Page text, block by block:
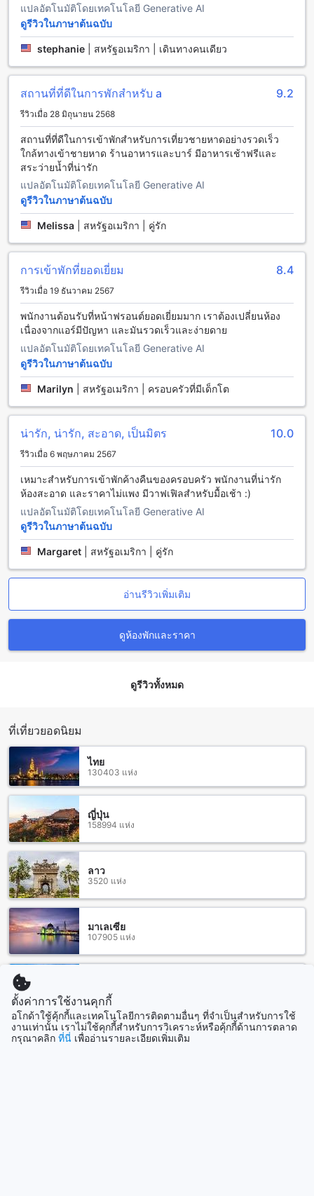
ภายในพื้นที่ โรงแรมตั้งอยู่ในทำเลที่สะดวกต่อการเข้าถึงชายหาด
และสถานที่ท่องเที่ยวต่างๆ ของพอร์ตอรันซาส ทำให้คุณสามารถ
เริ่มต้นการพักผ่อนและสนุกสนานได้ตั้งแต่ก้าวแรกที่มาถึง
โฮเทล พอร์ตอรันซาส
ท่องเที่ยวและธรรมชาติที่น่าตื่นตาตื่นใจมากมายในพอร์ตอรัน
ซาส เช่น เกาะมัสแตง ซึ่งเป็นเกาะที่เต็มไปด้วยความงามของ
ธรรมชาติและชายหาดที่สวยงาม เหมาะสำหรับการพักผ่อนและ
กิจกรรมทางน้ำ นอกจากนี้ นักท่องเที่ยวยังสามารถเยี่ยมชม
Mustang Island State Park ซึ่งเป็นอุทยานแห่งชาติที่เต็มไปด้วย
เส้นทางเดินป่าและพื้นที่สำหรับกิจกรรมกลางแจ้งต่าง ๆ อีกทั้งยังมี
สถานที่สำคัญอย่าง Port Aransas Museum ที่จะพาคุณย้อนรอย
ประวัติศาสตร์และวัฒนธรรมของเมืองนี้อย่างลึกซึ้ง
ร้านอาหารรอบๆ โรงแรม Island Hotel Port Aransas
บริเวณรอบๆ โรงแรม Island Hotel Port Aransas คุณจะได้พบกับ
หลากหลายร้านอาหารที่ตอบโจทย์ทุกความต้องการ ไม่ว่าจะเป็น
Avery's Kitchen ที่เสิร์ฟอาหารเช้าและอาหารจานโปรดใน
บรรยากาศอบอุ่น, Back Porch Bar ที่เหมาะสำหรับการผ่อนคลาย
พร้อมเครื่องดื่มเย็นๆ, และ Beach Lodge Restaurant ที่ให้บริการ
อาหารทะเลสดใหม่พร้อมวิวทะเลที่งดงาม นอกจากนี้ยังมี Black
Marlin Bar & Grill สำหรับผู้ที่ชื่นชอบอาหารปิ้งย่างและเครื่องดื่ม
ค็อกเทลสุดชิค, Cancun Grill and Cantina ที่นำเสนออาหารเม็กซิ
กันรสชาติเข้มข้น, Coffee Waves สำหรับคอกาแฟและของหวาน
หวานๆ, รวมถึง Dairy Queen และ Donut Palace สำหรับของ
ว่างและของหวานสุดอร่อย นอกจากนี้ยังมี Drop Anchor Bar and
Grille ที่เป็นจุดนัดพบสุดคลาสสิก และ Fins Grill and Icehouse ที่
เสิร์ฟอาหารทะเลสดใหม่พร้อมบรรยากาศสบายๆ ให้คุณได้
เพลิดเพลินกับมื้ออาหารในทุกโอกาส
แหล่งช็อปปิ้งและของที่ระลึกใกล้เคียง
นักช็อปและผู้ที่มองหาของที่ระลึกจะต้องประทับใจเมื่อได้เยือน
Connoisseur Gifts & Crafts ซึ่งเต็มไปด้วยของขวัญและงานฝีมือ
สุดพิเศษ อีกทั้ง Fly It Port A ให้บริการอุปกรณ์และเสื้อผ้าสำหรับ
กิจกรรมทางน้ำ เช่น การพายเรือและตกปลา สำหรับของขวัญ
และของที่ระลึกที่น่าประทับใจอีกแห่งคือ Moby Dick's Souvenir
Shop ที่เต็มไปด้วยของที่ระลึกหลากหลาย รวมถึง Island Tackle
สำหรับอุปกรณ์ตกปลาและของใช้ทางทะเล และร้านอาหารสุด
อร่อยอย่าง Lone Star Taste ที่เป็นจุดหมายปลายทางสำหรับ
Gallery ที่รวบรวมผลงานศิลปะและแก้วแกะสลักสุดงดงาม และ
The Islander Port Aransas ซึ่งเป็นแหล่งช็อปปิ้งและร้านอาหาร
ความสนุกสนานและความประทับใจในทุกมิติ
พอร์ตอรันซาส
สำหรับผู้ที่กำลังมองหาที่พักในพอร์ตอรันซาส โรงแรม Island
Hotel เป็นตัวเลือกที่น่าสนใจด้วยราคาห้องพักเฉลี่ยอยู่ระหว่าง
101 ถึง 150 ดอลลาร์ ซึ่งถือว่าถูกกว่าค่าเฉลี่ยของโรงแรมในเมือง
นี้ที่อยู่ในช่วง 151 ถึง 200 ดอลลาร์ ทำให้คุณสามารถเพลิดเพลิน
กับสิ่งอำนวยความสะดวกและบรรยากาศที่น่าประทับใจในราคาที่
สมเหตุสมผลมากขึ้น
การเลือกพักที่ Island Hotel จึงเป็นทางเลือกที่ดีสำหรับนักท่อง
เที่ยวที่ต้องการความคุ้มค่า โดยไม่ต้องเสียสละคุณภาพและความ
สะดวกสบาย เมื่อเทียบกับค่าเฉลี่ยของเมืองแล้ว ราคาห้องพักที่นี่
ช่วยให้คุณสามารถวางแผนการเดินทางและงบประมาณได้อย่างมี
ประสิทธิภาพมากขึ้น พร้อมทั้งยังสามารถเข้าถึงสถานที่ท่องเที่ยว
และกิจกรรมต่าง ๆ ในพอร์ตอรันซาสได้อย่างสะดวกสบาย
รีวิวจากลูกค้าเกี่ยวกับโรงแรม Island Hotel Port Aransas
โรงแรม Island Hotel Port Aransas ได้รับคะแนนความพึงพอใจ
โดยรวมที่ยอดเยี่ยมถึง 8.3 จากผู้เข้าพัก ซึ่งสะท้อนให้เห็นถึงความ
คุ้มค่าและคุณภาพของสิ่งอำนวยความสะดวกต่าง ๆ ที่ทางโรงแรม
มีให้ ลูกค้าชื่นชอบความสะอาดของโรงแรมที่ได้คะแนนสูงถึง 8.7
ซึ่งแสดงให้เห็นถึงความใส่ใจในรายละเอียดและความสะอาดของ
ห้องพักและพื้นที่ส่วนกลาง นอกจากนี้ ทำเลที่ตั้งของโรงแรมยังได้
รับคำชมเชยด้วยคะแนน 8.5 ซึ่งทำให้การเดินทางไปยังสถานที่
แปลอัตโนมัติโดยเทคโนโลยี Generative AI
ดูรีวิวในภาษาต้นฉบับ
stephanie สหรัฐอเมริกา | เดินทางคนเดียว
สถานที่ที่ดีในการพักสำหรับ a 9.2
รีวิวเมื่อ 28 มิถุนายน 2568
สถานที่ที่ดีในการเข้าพักสำหรับการเที่ยวชายหาดอย่างรวดเร็ว
ใกล้ทางเข้าชายหาด ร้านอาหารและบาร์ มีอาหารเช้าฟรีและ
สระว่ายน้ำที่น่ารัก
แปลอัตโนมัติโดยเทคโนโลยี Generative AI
ดูรีวิวในภาษาต้นฉบับ
Melissa สหรัฐอเมริกา | คู่รัก
การเข้าพักที่ยอดเยี่ยม 8.4
รีวิวเมื่อ 19 ธันวาคม 2567
พนักงานต้อนรับที่หน้าฟรอนต์ยอดเยี่ยมมาก เราต้องเปลี่ยนห้อง
เนื่องจากแอร์มีปัญหา และมันรวดเร็วและง่ายดาย
แปลอัตโนมัติโดยเทคโนโลยี Generative AI
ดูรีวิวในภาษาต้นฉบับ
Marilyn สหรัฐอเมริกา | ครอบครัวที่มีเด็กโต
น่ารัก, น่ารัก, สะอาด, เป็นมิตร 10.0
รีวิวเมื่อ 6 พฤษภาคม 2567
เหมาะสำหรับการเข้าพักค้างคืนของครอบครัว พนักงานที่น่ารัก
ห้องสะอาด และราคาไม่แพง มีวาฟเฟิลสำหรับมื้อเช้า :)
แปลอัตโนมัติโดยเทคโนโลยี Generative AI
ดูรีวิวในภาษาต้นฉบับ
Margaret สหรัฐอเมริกา | คู่รัก
อ่านรีวิวเพิ่มเติม
ดูห้องพักและราคา
ดูรีวิวทั้งหมด
ที่เที่ยวยอดนิยม
ไทย
130403 แห่ง
ญี่ปุ่น
158994 แห่ง
ลาว
3520 แห่ง
มาเลเซีย
107905 แห่ง
1505 แห่ง
แสดงเพิ่ม
ตั้งค่าการใช้งานคุกกี้
อโกด้าใช้คุ้กกี้และเทคโนโลยีการติดตามอื่นๆ ที่จำเป็นสำหรับการใช้
งานเท่านั้น เราไม่ใช้คุกกี้สำหรับการวิเคราะห์หรือคุ้กกี้ด้านการตลาด
กรุณาคลิก ที่นี่ เพื่ออ่านรายละเอียดเพิ่มเติม